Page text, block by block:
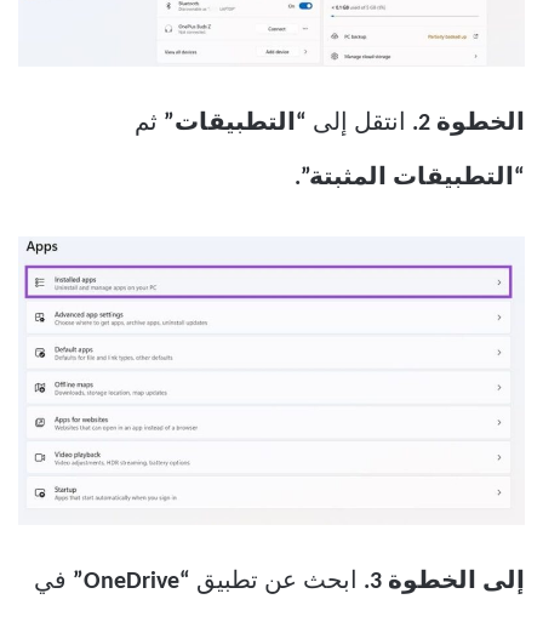
الخطوة 2. انتقل إلى “التطبيقات” ثم
“التطبيقات المثبتة”.
إلى الخطوة 3. ابحث عن تطبيق “OneDrive” في